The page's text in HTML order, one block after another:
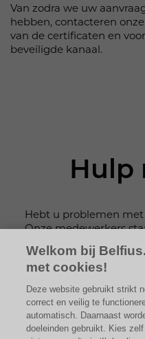
Van zodra we uw
hebben, contacteren
van de certificaten en
beveiligde kanaal.
Hulp
Hebt u problemen
Onze medewerkers
Welkom bij
met cookies!
Deze website gebruikt strikt
correct en veilig te
automatisch. Daarnaast
doeleinden gebruikt. Kies